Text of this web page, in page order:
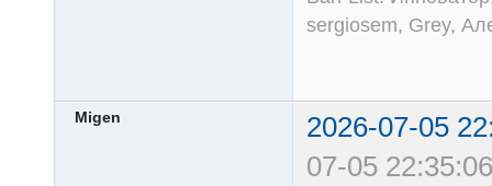
sergiosem, Grey,
Migen
2026-07-05
07-05